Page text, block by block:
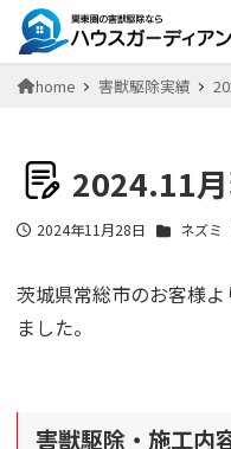
home 害獣駆除実績
2024.11
投稿日
2024年11月28日 ネズミ
茨城県常総市のお客様よ
ました。
害獣駆除・施工内